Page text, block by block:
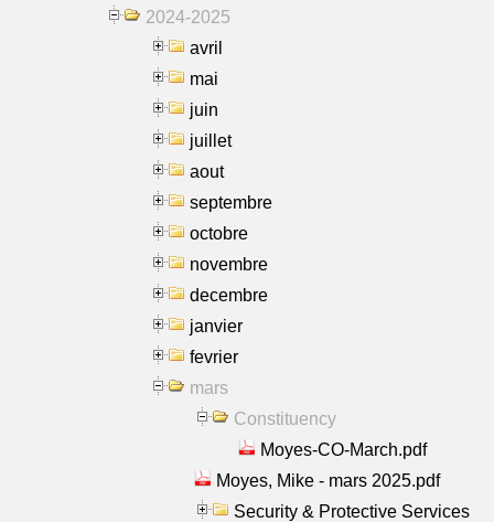
2024-2025
avril
mai
juin
juillet
aout
septembre
octobre
novembre
decembre
janvier
fevrier
mars
Constituency
Moyes-CO-March.pdf
Moyes, Mike - mars 2025.pdf
Security & Protective Services